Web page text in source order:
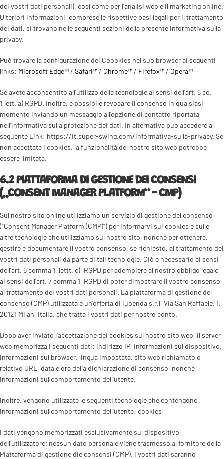
dei vostri dati personali), così come per l'analisi web e il marketing online.
Ulteriori informazioni, comprese le rispettive basi legali per il trattamento
dei dati, si trovano nelle seguenti sezioni della presente informativa sulla
privacy.
Può trovare la configurazione dei Coookies nel suo browser ai seguenti
links: Microsoft Edge™ / Safari™ / Chrome™ / Firefox™ / Opera™
Se avete acconsentito all'utilizzo delle tecnologie ai sensi dell'art. 6 co.
1,lett. a) RGPD. Inoltre, è possibile revocare il consenso in qualsiasi
momento inviando un messaggio all'opzione di contatto riportata
nell’informativa sulla protezione dei dati. In alternativa può accedere al
seguente Link: https://it.super-swing.com/informativa-sulla-privacy. Se
non accettate i cookies, la funzionalità del nostro sito web potrebbe
essere limitata.
6.2 PIATTAFORMA DI GESTIONE DEI CONSENSI
(„CONSENT MANAGER PLATFORM“ - CMP)
Sul nostro sito online utilizziamo un servizio di gestione del consenso
("Consent Manager Platform (CMP)") per informarvi sui cookies e sulle
altre tecnologie che utilizziamo sul nostro sito, nonché per ottenere,
gestire e documentare il vostro consenso, se richiesto, al trattamento dei
vostri dati personali da parte di tali tecnologie. Ciò è necessario ai sensi
dell'art. 6 comma 1, lettt. c), RGPD per adempiere al nostro obbligo legale
ai sensi dell'art. 7 comma 1, RGPD di poter dimostrare il vostro consenso
al trattamento dei vostri dati personali. La piattaforma di gestione del
consenso (CMP) utilizzata è un'offerta di iubenda s.r.l, Via San Raffaele, 1,
20121 Milan, Italia, che tratta i vostri dati per nostro conto.
Dopo aver inviato l’accettazione dei cookies sul nostro sito web, il server
web memorizza i seguenti dati: indirizzo IP, informazioni sul dispositivo,
informazioni sul browser, lingua impostata, sito web richiamato o
relativo URL, data e ora della dichiarazione di consenso, nonché
informazioni sul comportamento dell'utente.
Inoltre, vengono utilizzate le seguenti tecnologie che contengono
informazioni sul comportamento dell'utente: cookies
I dati vengono memorizzati esclusivamente sul dispositivo
dell‘utilizzatore; nessun dato personale viene trasmesso al fornitore della
Piattaforma di gestione die consensi (CMP). I vostri dati saranno